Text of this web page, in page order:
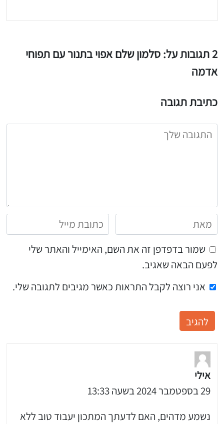
2 תגובות על: סלמון שלם אפוי בתנור עם תפוחי
אדמה
כתיבת תגובה
שמור בדפדפן זה את השם, האימייל והאתר שלי
לפעם הבאה שאגיב.
אני רוצה לקבל התראות כאשר מגיבים לתגובה שלי.
אילי
29 בספטמבר 2024 בשעה 13:33
נשמע מדהים, האם לדעתך המתכון יעבוד טוב ללא